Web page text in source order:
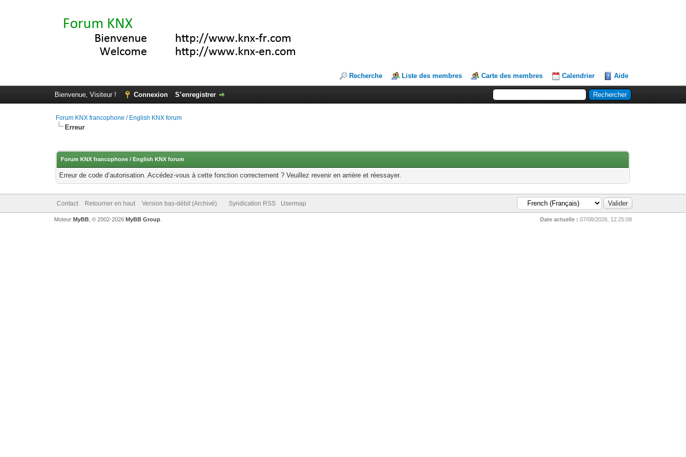
Recherche Liste des membres Carte des membres Calendrier Aide
Bienvenue, Visiteur ! Connexion S’enregistrer
Forum KNX francophone / English KNX forum
Erreur
Forum KNX francophone / English KNX forum
Erreur de code d’autorisation. Accédez-vous à cette fonction correctement ? Veuillez revenir en arrière et réessayer.
Contact Retourner en haut Version bas-débit (Archivé) Syndication RSS Usermap
Date actuelle : 07/08/2026, 12:25:08
Moteur MyBB, © 2002-2026 MyBB Group.